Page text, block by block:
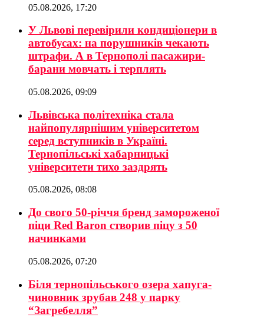
05.08.2026, 17:20
У Львові перевірили кондиціонери в
автобусах: на порушників чекають
штрафи. А в Тернополі пасажири-
барани мовчать і терплять
05.08.2026, 09:09
Львівська політехніка стала
найпопулярнішим університетом
серед вступників в Україні.
Тернопільські хабарницькі
університети тихо заздрять
05.08.2026, 08:08
До свого 50-річчя бренд замороженої
піци Red Baron створив піцу з 50
начинками
05.08.2026, 07:20
Біля тернопільського озера хапуга-
чиновник зрубав 248 у парку
“Загребелля”